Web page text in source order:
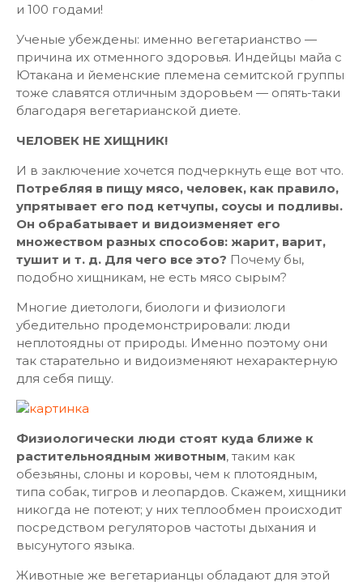
и 100 годами!
Ученые убеждены: именно вегетарианство —
причина их отменного здоровья. Индейцы майа с
Ютакана и йеменские племена семитской группы
тоже славятся отличным здоровьем — опять-таки
благодаря вегетарианской диете.
ЧЕЛОВЕК НЕ ХИЩНИК!
И в заключение хочется подчеркнуть еще вот что.
Потребляя в пищу мясо, человек, как правило,
упрятывает его под кетчупы, соусы и подливы.
Он обрабатывает и видоизменяет его
множеством разных способов: жарит, варит,
тушит и т. д. Для чего все это? Почему бы,
подобно хищникам, не есть мясо сырым?
Многие диетологи, биологи и физиологи
убедительно продемонстрировали: люди
неплотоядны от природы. Именно поэтому они
так старательно и видоизменяют нехарактерную
для себя пищу.
Физиологически люди стоят куда ближе к
растительноядным животным, таким как
обезьяны, слоны и коровы, чем к плотоядным,
типа собак, тигров и леопардов. Скажем, хищники
никогда не потеют; у них теплообмен происходит
посредством регуляторов частоты дыхания и
высунутого языка.
Животные же вегетарианцы обладают для этой